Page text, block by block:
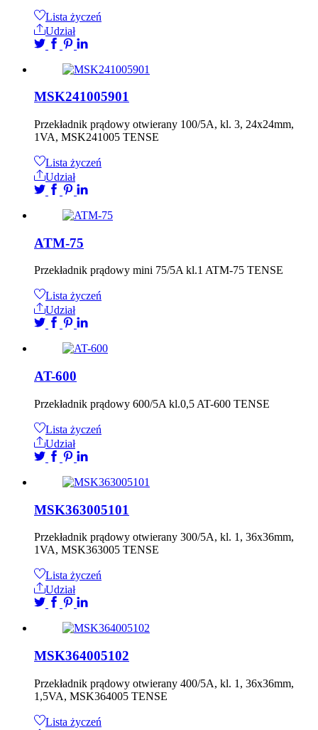
Lista życzeń
Udział
MSK241005901
Przekładnik prądowy otwierany 100/5A, kl. 3, 24x24mm,
1VA, MSK241005 TENSE
Lista życzeń
Udział
ATM-75
Przekładnik prądowy mini 75/5A kl.1 ATM-75 TENSE
Lista życzeń
Udział
AT-600
Przekładnik prądowy 600/5A kl.0,5 AT-600 TENSE
Lista życzeń
Udział
MSK363005101
Przekładnik prądowy otwierany 300/5A, kl. 1, 36x36mm,
1VA, MSK363005 TENSE
Lista życzeń
Udział
MSK364005102
Przekładnik prądowy otwierany 400/5A, kl. 1, 36x36mm,
1,5VA, MSK364005 TENSE
Lista życzeń